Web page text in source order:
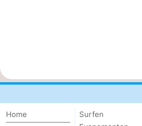
Home
Surfen